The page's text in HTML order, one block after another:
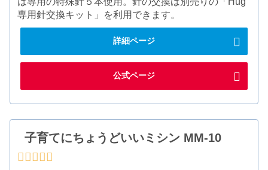
専用針交換キット」を利用できます。
詳細ページ
公式ページ
子育てにちょうどいいミシン MM-10